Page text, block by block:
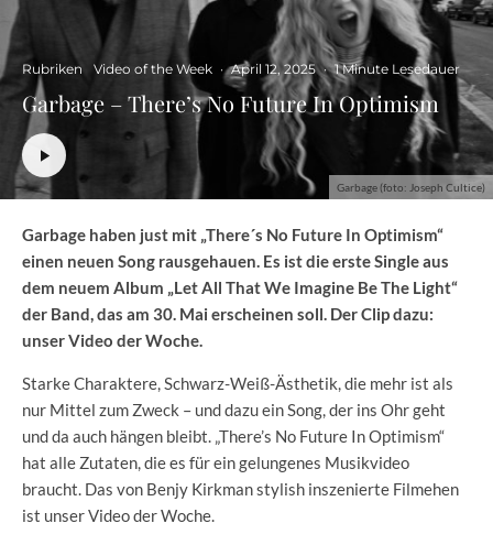
Garbage (foto: Joseph Cultice)
Rubriken Video of the Week · April 12, 2025 · 1 Minute Lesedauer
Garbage – There’s No Future In Optimism
Garbage haben just mit „There´s No Future In Optimism“
einen neuen Song rausgehauen. Es ist die erste Single aus
dem neuem Album „Let All That We Imagine Be The Light“
der Band, das am 30. Mai erscheinen soll. Der Clip dazu:
unser Video der Woche.
Starke Charaktere, Schwarz-Weiß-Ästhetik, die mehr ist als
nur Mittel zum Zweck – und dazu ein Song, der ins Ohr geht
und da auch hängen bleibt. „There’s No Future In Optimism“
hat alle Zutaten, die es für ein gelungenes Musikvideo
braucht. Das von Benjy Kirkman stylish inszenierte Filmehen
ist unser Video der Woche.